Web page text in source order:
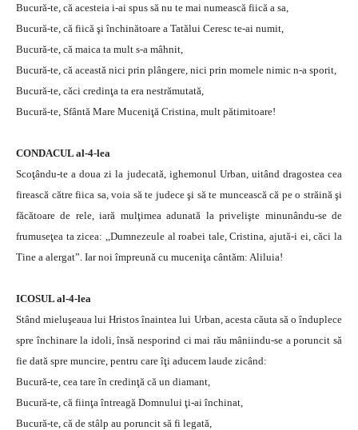
Bucură-te, că acesteia i-ai spus să nu te mai numească fiică a sa,
Bucură-te, că fiică şi închinătoare a Tatălui Ceresc te-ai numit,
Bucură-te, că maica ta mult s-a mâhnit,
Bucură-te, că această nici prin plângere, nici prin momele nimic n-a sporit,
Bucură-te, căci credinţa ta era nestrămutată,
Bucură-te, Sfântă Mare Muceniţă Cristina, mult pătimitoare!
CONDACUL al-4-lea
Scoţându-te a doua zi la judecată, ighemonul Urban, uitând dragostea cea
firească către fiica sa, voia să te judece şi să te muncească că pe o străină şi
făcătoare de rele, iară mulţimea adunată la privelişte minunându-se de
frumuseţea ta zicea: ,,Dumnezeule al roabei tale, Cristina, ajută-i ei, căci la
Tine a alergat”. Iar noi împreună cu muceniţa cântăm: Aliluia!
ICOSUL al-4-lea
Stând mieluşeaua lui Hristos înaintea lui Urban, acesta căuta să o înduplece
spre închinare la idoli, însă nesporind ci mai rău mâniindu-se a poruncit să
fie dată spre muncire, pentru care îţi aducem laude zicând:
Bucură-te, cea tare în credinţă că un diamant,
Bucură-te, că fiinţa întreagă Domnului ţi-ai închinat,
Bucură-te, că de stâlp au poruncit să fi legată,